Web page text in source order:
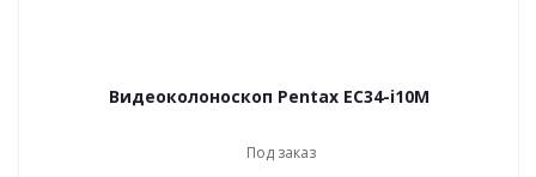
Видеоколоноскоп Pentax EC34-i10M
Под заказ